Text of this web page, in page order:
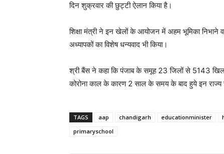
दिन शुक्रवार की छुट्टी ऐलान किया है।
शिक्षा मंत्री ने इन खेलों के आयोजन में अहम भूमिका निभाने
अध्यापकों का विशेष धन्यवाद भी किया।
श्री बैंस ने कहा कि पंजाब के समूह 23 जिलों से 5143
कोरोना काल के कारण 2 साल के समय के बाद हुये इन राज्य
TAGS aap chandigarh educationminister
primaryschool